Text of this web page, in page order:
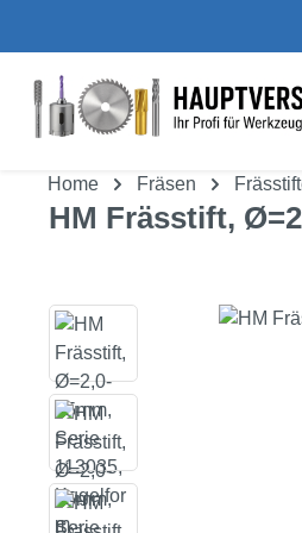
Home Fräsen
HM Frässtift,
Bildergalerie überspringen